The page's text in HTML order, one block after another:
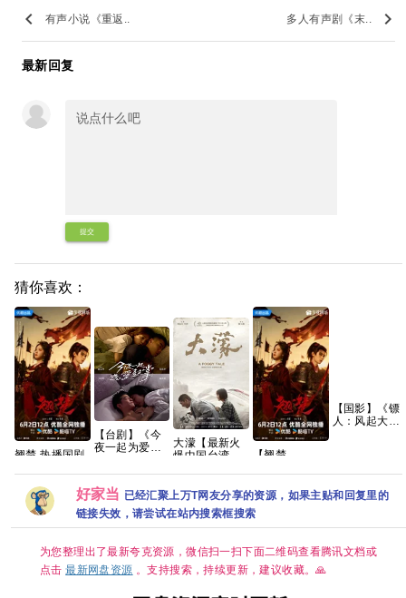
keyboard_arrow_left 有声小说《重返.. 多人有声剧《末.. keyboard_arrow_right
最新回复
提交
猜你喜欢：
翘楚 热播国剧
【台剧】《今
夜一起为爱鼓
【1080P】
【国语中字】
【12集全】
【15.8G】
大濛【最新火
爆中国台湾片
金🐴奖✨ 最佳
影片、最佳原
著剧本 等5项
大奖🏆 夸克
【翘楚
新】【1080P
高码】【国语
中字】【单
集/0.9G】【大
陆：剧情 】
【主演: 陈都灵
/ 周翊然】
【国影】《镖
人：风起大漠
【20.7G】
好家当 已经汇聚上万T网友分享的资源，如果主贴和回复里的
链接失效，请尝试在站内搜索框搜索
为您整理出了最新夸克资源，微信扫一扫下面二维码查看腾讯文档或
点击最新网盘资源 。支持搜索，持续更新，建议收藏。🙏